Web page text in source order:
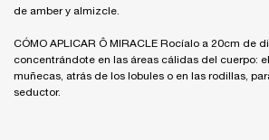
de amber y almizcle.
CÓMO APLICAR Ô MIRACLE Rocíalo a 20cm de
concentrándote en las áreas cálidas del cuerpo:
muñecas, atrás de los lobules o en las rodillas,
seductor.